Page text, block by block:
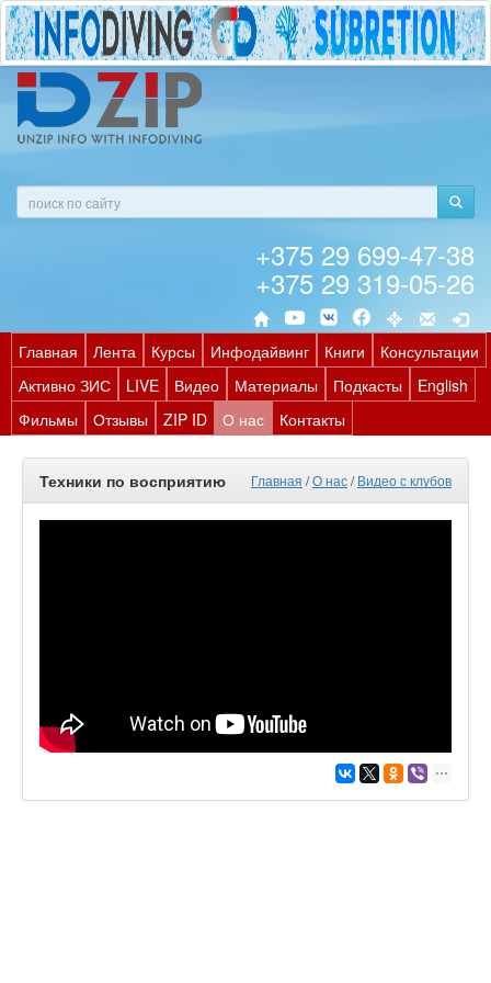
+375 29 699-47-38
+375 29 319-05-26
Главная Лента Курсы Инфодайвинг Книги
Консультации
Активно ЗИС
LIVE Видео Материалы Подкасты
English
Фильмы
Отзывы ZIP ID О нас Контакты
Техники по восприятию Главная /О нас/Видео с клубов